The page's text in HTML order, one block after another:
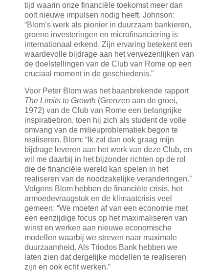
tijd waarin onze financiële toekomst meer dan
ooit nieuwe impulsen nodig heeft. Johnson:
“Blom’s werk als pionier in duurzaam bankieren,
groene investeringen en microfinanciering is
internationaal erkend. Zijn ervaring betekent een
waardevolle bijdrage aan het verwezenlijken van
de doelstellingen van de Club van Rome op een
cruciaal moment in de geschiedenis.”
Voor Peter Blom was het baanbrekende rapport
The Limits to Growth (Grenzen aan de groei,
1972) van de Club van Rome een belangrijke
inspiratiebron, toen hij zich als student de volle
omvang van de milieuproblematiek begon te
realiseren. Blom: “Ik zal dan ook graag mijn
bijdrage leveren aan het werk van deze Club, en
wil me daarbij in het bijzonder richten op de rol
die de financiële wereld kan spelen in het
realiseren van de noodzakelijke veranderingen.”
Volgens Blom hebben de financiële crisis, het
armoedevraagstuk en de klimaatcrisis veel
gemeen: “We moeten af van een economie met
een eenzijdige focus op het maximaliseren van
winst en werken aan nieuwe economische
modellen waarbij we streven naar maximale
duurzaamheid. Als Triodos Bank hebben we
laten zien dat dergelijke modellen te realiseren
zijn en ook echt werken.”